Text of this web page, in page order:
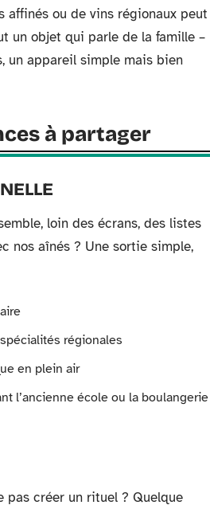
affinés ou de vins régionaux peut
un objet qui parle de la famille –
un appareil simple mais bien
à partager
loin des écrans, des listes
nos aînés ? Une sortie simple,
régionales
en plein air
l’ancienne école ou la boulangerie
pas créer un rituel ? Quelque